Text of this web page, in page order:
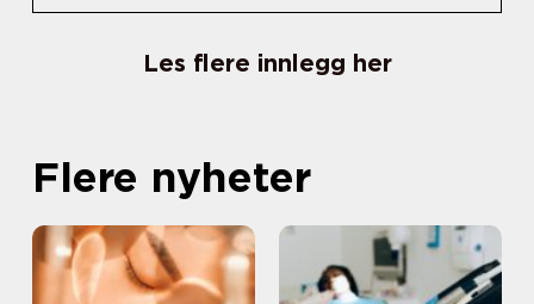
Les flere innlegg her
Flere nyheter